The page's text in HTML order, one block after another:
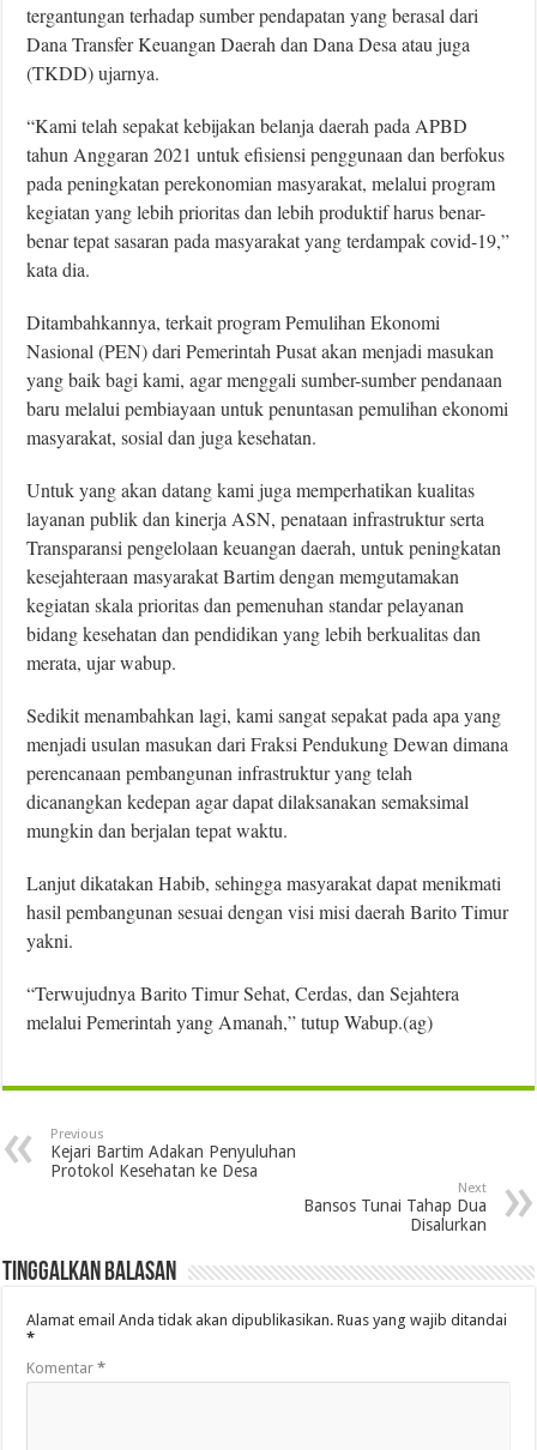
tergantungan terhadap sumber pendapatan yang berasal dari
Dana Transfer Keuangan Daerah dan Dana Desa atau juga
(TKDD) ujarnya.
“Kami telah sepakat kebijakan belanja daerah pada APBD
tahun Anggaran 2021 untuk efisiensi penggunaan dan berfokus
pada peningkatan perekonomian masyarakat, melalui program
kegiatan yang lebih prioritas dan lebih produktif harus benar-
benar tepat sasaran pada masyarakat yang terdampak covid-19,”
kata dia.
Ditambahkannya, terkait program Pemulihan Ekonomi
Nasional (PEN) dari Pemerintah Pusat akan menjadi masukan
yang baik bagi kami, agar menggali sumber-sumber pendanaan
baru melalui pembiayaan untuk penuntasan pemulihan ekonomi
masyarakat, sosial dan juga kesehatan.
Untuk yang akan datang kami juga memperhatikan kualitas
layanan publik dan kinerja ASN, penataan infrastruktur serta
Transparansi pengelolaan keuangan daerah, untuk peningkatan
kesejahteraan masyarakat Bartim dengan memgutamakan
kegiatan skala prioritas dan pemenuhan standar pelayanan
bidang kesehatan dan pendidikan yang lebih berkualitas dan
merata, ujar wabup.
Sedikit menambahkan lagi, kami sangat sepakat pada apa yang
menjadi usulan masukan dari Fraksi Pendukung Dewan dimana
perencanaan pembangunan infrastruktur yang telah
dicanangkan kedepan agar dapat dilaksanakan semaksimal
mungkin dan berjalan tepat waktu.
Lanjut dikatakan Habib, sehingga masyarakat dapat menikmati
hasil pembangunan sesuai dengan visi misi daerah Barito Timur
yakni.
“Terwujudnya Barito Timur Sehat, Cerdas, dan Sejahtera
melalui Pemerintah yang Amanah,” tutup Wabup.(ag)
Previous
Kejari Bartim Adakan Penyuluhan
Protokol Kesehatan ke Desa
Next
Bansos Tunai Tahap Dua
Disalurkan
Tinggalkan Balasan
Alamat email Anda tidak akan dipublikasikan. Ruas yang wajib ditandai
*
Komentar*